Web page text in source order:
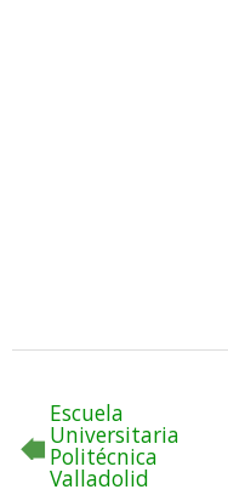
Escuela
Universitaria
Politécnica
Valladolid